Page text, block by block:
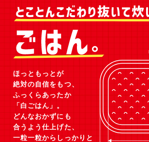
ほっともっとが
絶対の自信をもつ、
ふっくらあったか
「白ごはん」。
どんなおかずにも
合うよう仕上げた、
一粒一粒からしっかりと